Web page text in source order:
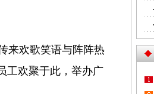
来欢歌笑语与阵阵热
工欢聚于此，举办广